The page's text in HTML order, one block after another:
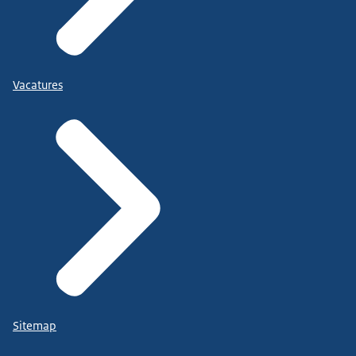
Vacatures
Sitemap